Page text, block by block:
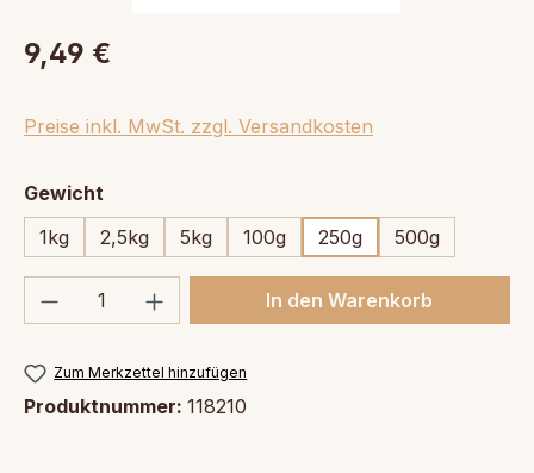
9,49 €
Preise inkl. MwSt. zzgl. Versandkosten
Gewicht
1kg
2,5kg 5kg 100g 250g 500g
Produkt Anzahl: Gib denIn den Warenkorb
Zum Merkzettel hinzufügen
Produktnummer: 118210